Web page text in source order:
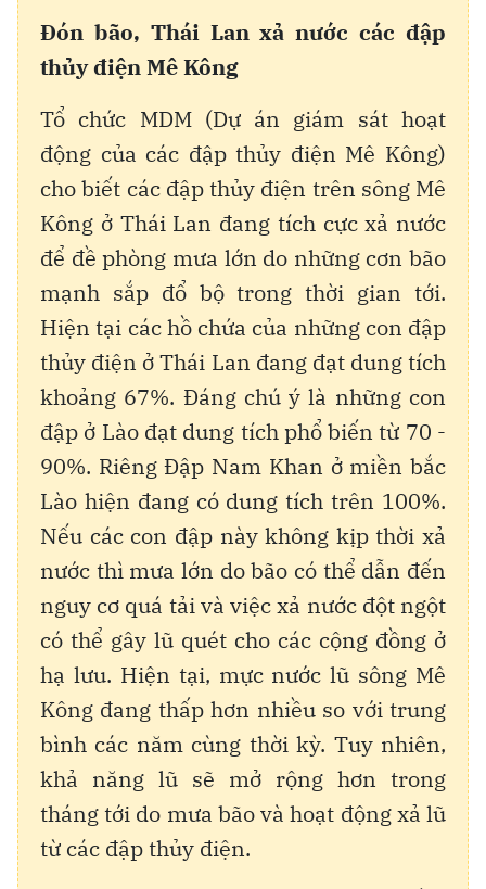
Đón bão, Thái Lan xả nước các đập
thủy điện Mê Kông
Tổ chức MDM (Dự án giám sát hoạt
động của các đập thủy điện Mê Kông)
cho biết các đập thủy điện trên sông Mê
Kông ở Thái Lan đang tích cực xả nước
để đề phòng mưa lớn do những cơn bão
mạnh sắp đổ bộ trong thời gian tới.
Hiện tại các hồ chứa của những con đập
thủy điện ở Thái Lan đang đạt dung tích
khoảng 67%. Đáng chú ý là những con
đập ở Lào đạt dung tích phổ biến từ 70 -
90%. Riêng Đập Nam Khan ở miền bắc
Lào hiện đang có dung tích trên 100%.
Nếu các con đập này không kịp thời xả
nước thì mưa lớn do bão có thể dẫn đến
nguy cơ quá tải và việc xả nước đột ngột
có thể gây lũ quét cho các cộng đồng ở
hạ lưu. Hiện tại, mực nước lũ sông Mê
Kông đang thấp hơn nhiều so với trung
bình các năm cùng thời kỳ. Tuy nhiên,
khả năng lũ sẽ mở rộng hơn trong
tháng tới do mưa bão và hoạt động xả lũ
từ các đập thủy điện.